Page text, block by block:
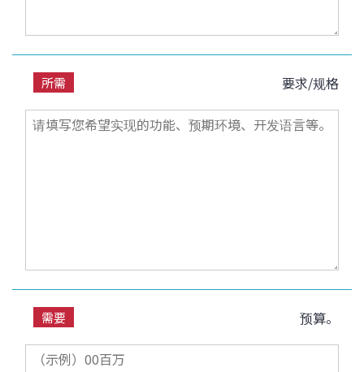
所需 要求/规格
需要 预算。